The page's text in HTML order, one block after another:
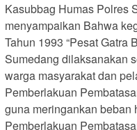
Kasubbag Humas Polres
menyampaikan Bahwa
Tahun 1993 “Pesat Gatra
Sumedang dilaksanakan
warga masyarakat dan
Pemberlakuan
guna meringankan beban
Pemberlakuan